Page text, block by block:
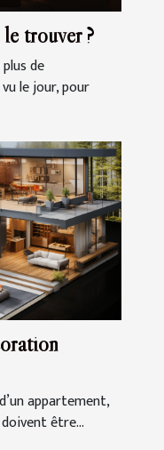
trouver ?
de
le jour, pour
appartement,
être...